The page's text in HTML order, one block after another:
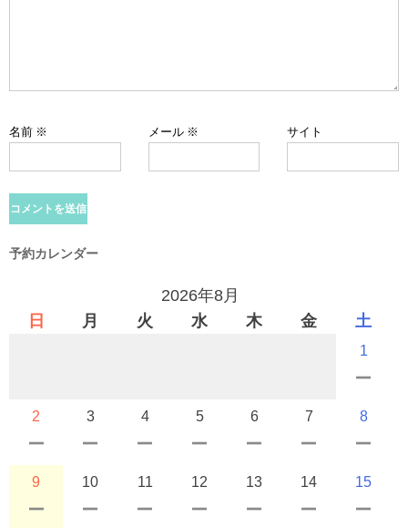
名前 ※ メール ※ サイト
予約カレンダー
2026年8月
日
月 火 水 木 金 土
1
2 3 4 5 6 7 8
9 10 11 12 13 14 15